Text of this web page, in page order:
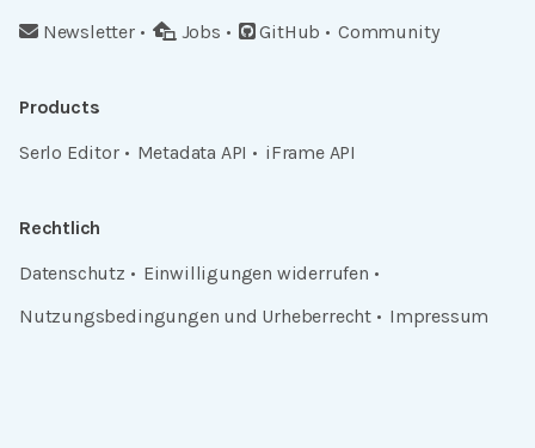
Newsletter
Jobs GitHub Community
Products
Serlo Editor
Metadata API iFrame API
Rechtlich
Datenschutz
Einwilligungen widerrufen
Nutzungsbedingungen und Urheberrecht
Impressum